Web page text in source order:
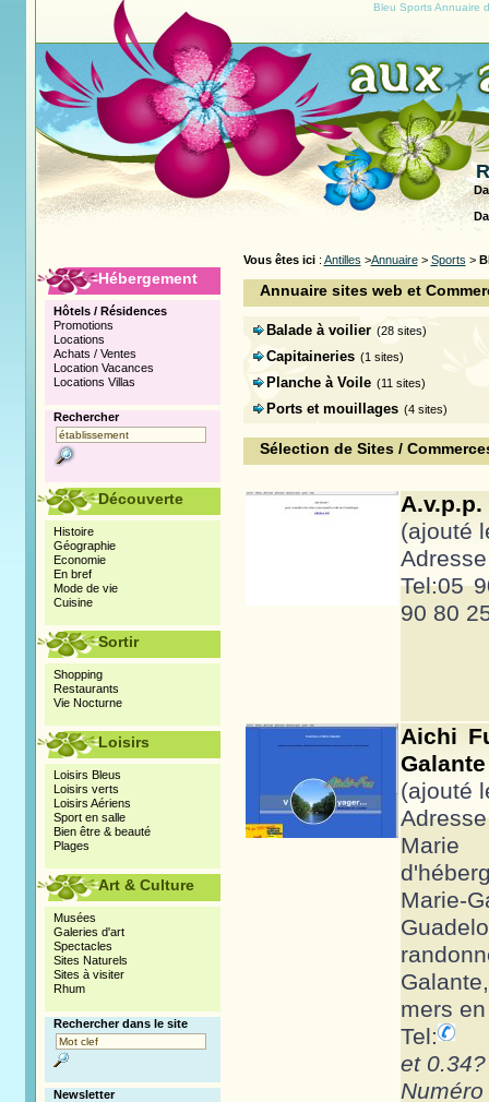
Bleu Sports Annuaire
Vous êtes ici : Antilles >Annuaire> Sports >
Annuaire sites web et
Balade à voilier (28 sites)
Capitaineries (1 sites)
Planche à Voile (11 sites)
Ports et mouillages (4 sites)
Sélection de Sites /
(ajouté
Tel:05
90 80
Aichi
Galante
(ajouté
mers
Tel:
et
Hébergement
Hôtels / Résidences
Promotions
Locations
Achats / Ventes
Location Vacances
Locations Villas
Rechercher
Découverte
Histoire
Géographie
Economie
En bref
Mode de vie
Cuisine
Sortir
Shopping
Restaurants
Vie Nocturne
Loisirs
Loisirs Bleus
Loisirs verts
Loisirs Aériens
Sport en salle
Bien être & beauté
Plages
Art & Culture
Musées
Galeries d'art
Spectacles
Sites Naturels
Sites à visiter
Rhum
Rechercher dans le site
Newsletter